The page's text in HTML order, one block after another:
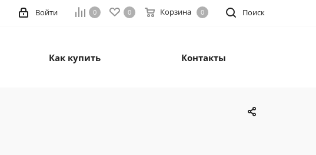
Поиск
0 0 Корзина 0
Войти
Как купить Контакты